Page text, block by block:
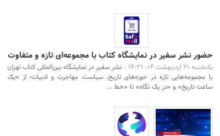
حضور نشر سفیر در نمایشگاه کتاب با مجموعه‌ای تازه و متفاوت
یک‌شنبه 21 اردیبهشت 04، 14:31 -
نشر سفیر در نمایشگاه بین‌المللی کتاب تهران
با مجموعه‌هایی تازه در حوزه‌های تاریخ، سیاست، مهاجرت و ادبیات؛ از «یک
ساعت تاریخ» و «در یک نگاه» تا «خط ...